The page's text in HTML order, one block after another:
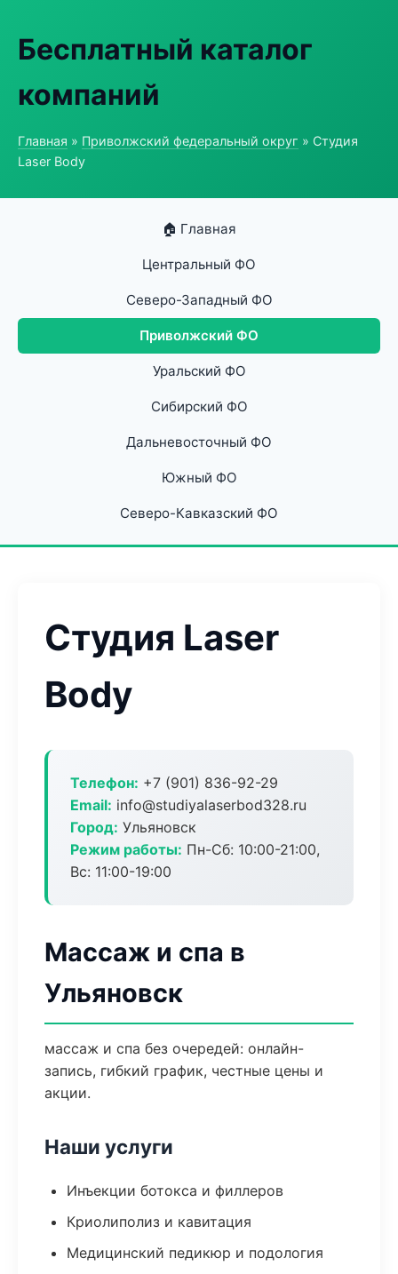
Бесплатный каталог
компаний
Главная » Приволжский федеральный округ » Студия
Laser Body
🏠 Главная
Центральный ФО
Северо-Западный ФО
Приволжский ФО
Уральский ФО
Сибирский ФО
Дальневосточный ФО
Южный ФО
Северо-Кавказский ФО
Студия Laser
Body
Телефон: +7 (901) 836-92-29
Email: info@studiyalaserbod328.ru
Город: Ульяновск
Режим работы: Пн-Сб: 10:00-21:00,
Вс: 11:00-19:00
Массаж и спа в
Ульяновск
массаж и спа без очередей: онлайн-
запись, гибкий график, честные цены и
акции.
Наши услуги
Инъекции ботокса и филлеров
Криолиполиз и кавитация
Медицинский педикюр и подология